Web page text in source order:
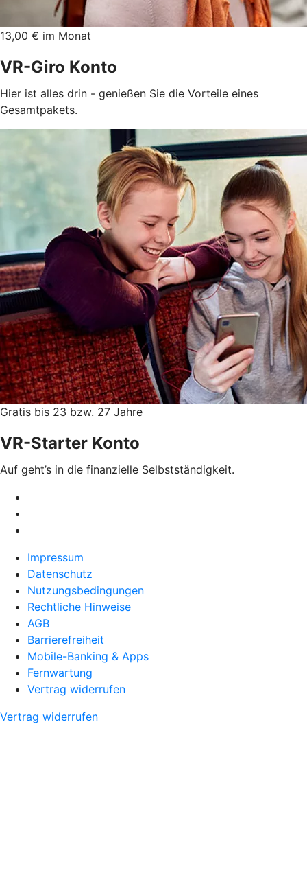
13,00 € im Monat
VR-Giro Konto
Hier ist alles drin - genießen Sie die Vorteile eines
Gesamtpakets.
Gratis bis 23 bzw. 27 Jahre
VR-Starter Konto
Auf geht’s in die finanzielle Selbstständigkeit.
Impressum
Datenschutz
Nutzungsbedingungen
Rechtliche Hinweise
AGB
Barrierefreiheit
Mobile-Banking & Apps
Fernwartung
Vertrag widerrufen
Vertrag widerrufen